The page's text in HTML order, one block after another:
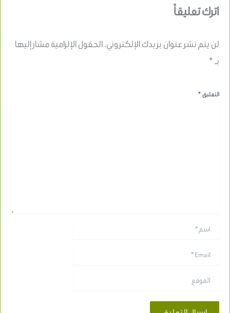
اترك تعليقاً
لن يتم نشر عنوان بريدك الإلكتروني.الحقول الإلزامية مشار إليها
بـ*
التعليق*